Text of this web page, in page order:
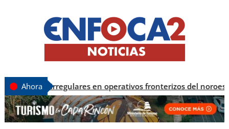
Ahora
irregulares en operativos fronterizos del noroeste